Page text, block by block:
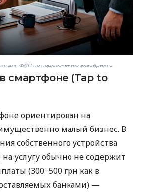
для ФЛП по подключению эквайринга
смартфоне (Tap to
ориентирован на
малый бизнес. В
собственного устройства
услугу обычно не содержит
(300−500 грн как в
банками) —